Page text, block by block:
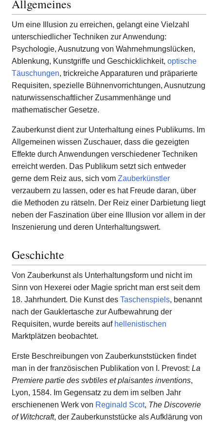
Allgemeines
Um eine Illusion zu erreichen, gelangt eine Vielzahl
unterschiedlicher Techniken zur Anwendung:
Psychologie, Ausnutzung von Wahrnehmungslücken,
Ablenkung, Kunstgriffe und Geschicklichkeit, optische
Täuschungen, trickreiche Apparaturen und präparierte
Requisiten, spezielle Bühnenvorrichtungen, Ausnutzung
naturwissenschaftlicher Zusammenhänge und
mathematischer Gesetze.
Zauberkunst dient zur Unterhaltung eines Publikums. Im
Allgemeinen wissen Zuschauer, dass die gezeigten
Effekte durch Anwendungen verschiedener Techniken
erreicht werden. Das Publikum setzt sich entweder
gerne dem Reiz aus, sich vom Zauberkünstler
verzaubern zu lassen, oder es hat Freude daran, über
die Methoden zu rätseln. Der Reiz einer Darbietung liegt
neben der Faszination über eine Illusion vor allem in der
Inszenierung und deren Unterhaltungswert.
Geschichte
Von Zauberkunst als Unterhaltungsform und nicht im
Sinn von Hexerei oder Magie spricht man erst seit dem
18. Jahrhundert. Die Kunst des Taschenspiels, benannt
nach der Gauklertasche zur Aufbewahrung der
Requisiten, wurde bereits auf hellenistischen
Marktplätzen beobachtet.
Erste Beschreibungen von Zauberkunststücken findet
man in der französischen Publikation von I. Prevost: La
Premiere partie des svbtiles et plaisantes inventions,
Lyon, 1584. Im Gegensatz zu dem im selben Jahr
erschienenen Werk von Reginald Scot, The Discoverie
of Witchcraft, der Zauberkunststücke als Aufklärung von